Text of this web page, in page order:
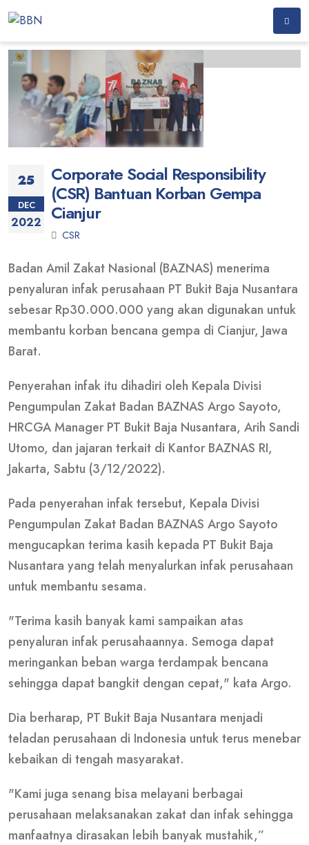
25
DEC
2022
Corporate Social Responsibility
(CSR) Bantuan Korban Gempa
Cianjur
CSR
Badan Amil Zakat Nasional (BAZNAS) menerima
penyaluran infak perusahaan PT Bukit Baja Nusantara
sebesar Rp30.000.000 yang akan digunakan untuk
membantu korban bencana gempa di Cianjur, Jawa
Barat.
Penyerahan infak itu dihadiri oleh Kepala Divisi
Pengumpulan Zakat Badan BAZNAS Argo Sayoto,
HRCGA Manager PT Bukit Baja Nusantara, Arih Sandi
Utomo, dan jajaran terkait di Kantor BAZNAS RI,
Jakarta, Sabtu (3/12/2022).
Pada penyerahan infak tersebut, Kepala Divisi
Pengumpulan Zakat Badan BAZNAS Argo Sayoto
mengucapkan terima kasih kepada PT Bukit Baja
Nusantara yang telah menyalurkan infak perusahaan
untuk membantu sesama.
"Terima kasih banyak kami sampaikan atas
penyaluran infak perusahaannya. Semoga dapat
meringankan beban warga terdampak bencana
sehingga dapat bangkit dengan cepat," kata Argo.
Dia berharap, PT Bukit Baja Nusantara menjadi
teladan perusahaan di Indonesia untuk terus menebar
kebaikan di tengah masyarakat.
"Kami juga senang bisa melayani berbagai
perusahaan melaksanakan zakat dan infak sehingga
manfaatnya dirasakan lebih banyak mustahik,”